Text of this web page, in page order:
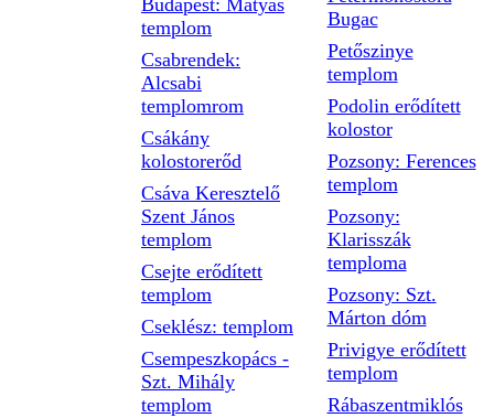
Budapest: Mátyás
templom
Csabrendek:
Alcsabi
templomrom
Csákány
kolostorerőd
Csáva Keresztelő
Szent János
templom
Csejte erődített
templom
Cseklész: templom
Csempeszkopács -
Szt. Mihály
templom
Bugac
Petőszinye
templom
Podolin erődített
kolostor
Pozsony: Ferences
templom
Pozsony:
Klarisszák
temploma
Pozsony: Szt.
Márton dóm
Privigye erődített
templom
Rábaszentmiklós